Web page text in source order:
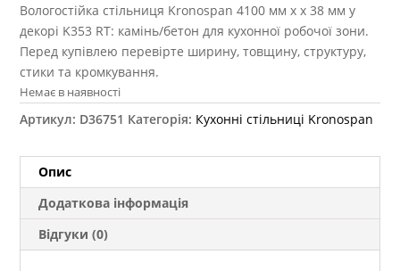
Вологостійка стільниця Kronospan 4100 мм x x 38 мм у
декорі K353 RT: камінь/бетон для кухонної робочої зони.
Перед купівлею перевірте ширину, товщину, структуру,
стики та кромкування.
Немає в наявності
Артикул: D36751 Категорія: Кухонні стільниці Kronospan
Опис
Додаткова інформація
Відгуки (0)